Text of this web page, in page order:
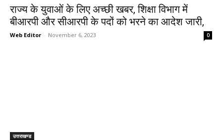
राज्य के युवाओं के लिए अच्छी खबर, शिक्षा विभाग में
बीआरपी और सीआरपी के पदों को भरने का आदेश जारी,
Web Editor - November 6, 2023 0
उत्तराखण्ड